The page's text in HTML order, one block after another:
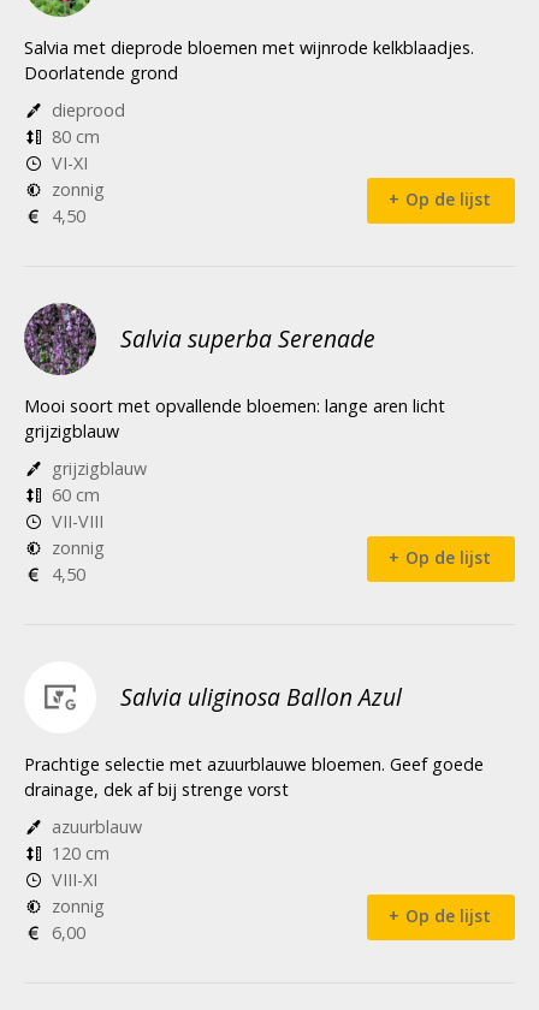
Salvia met dieprode bloemen met wijnrode kelkblaadjes.
Doorlatende grond
dieprood
80 cm
VI-XI
zonnig
4,50
Op de lijst
Salvia superba Serenade
Mooi soort met opvallende bloemen: lange aren licht
grijzigblauw
grijzigblauw
60 cm
VII-VIII
zonnig
4,50
Op de lijst
Salvia uliginosa Ballon Azul
Prachtige selectie met azuurblauwe bloemen. Geef goede
drainage, dek af bij strenge vorst
azuurblauw
120 cm
VIII-XI
zonnig
6,00
Op de lijst